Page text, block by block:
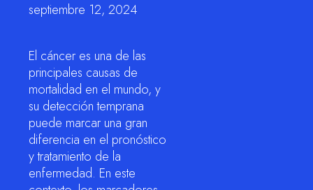
septiembre 12, 2024
El cáncer es una de las
principales causas de
mortalidad en el mundo, y
su detección temprana
puede marcar una gran
diferencia en el pronóstico
y tratamiento de la
enfermedad. En este